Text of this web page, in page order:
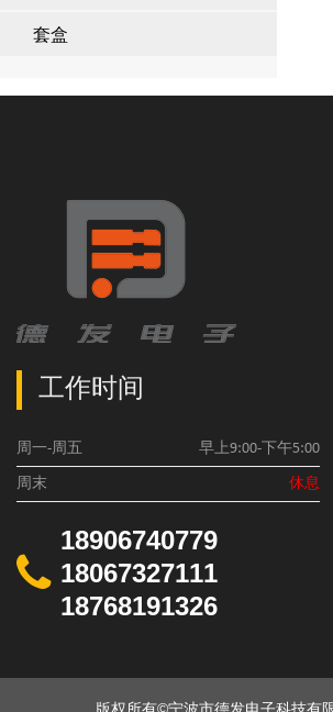
套盒
工作时间
周一-周五 早上9:00-下午5:00
周末 休息
18906740779
18067327111
18768191326